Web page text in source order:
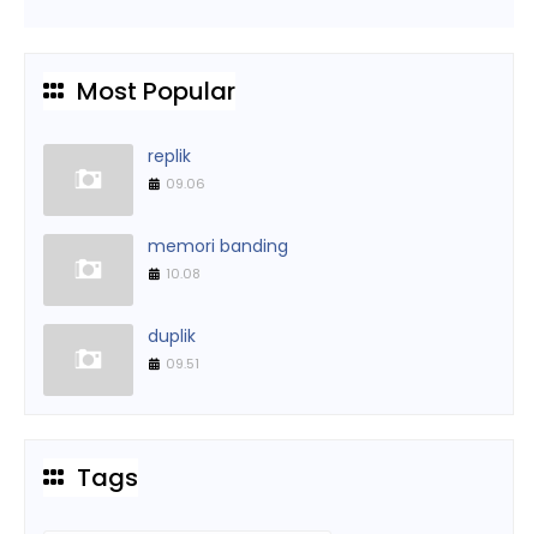
Most Popular
replik
09.06
memori banding
10.08
duplik
09.51
Tags